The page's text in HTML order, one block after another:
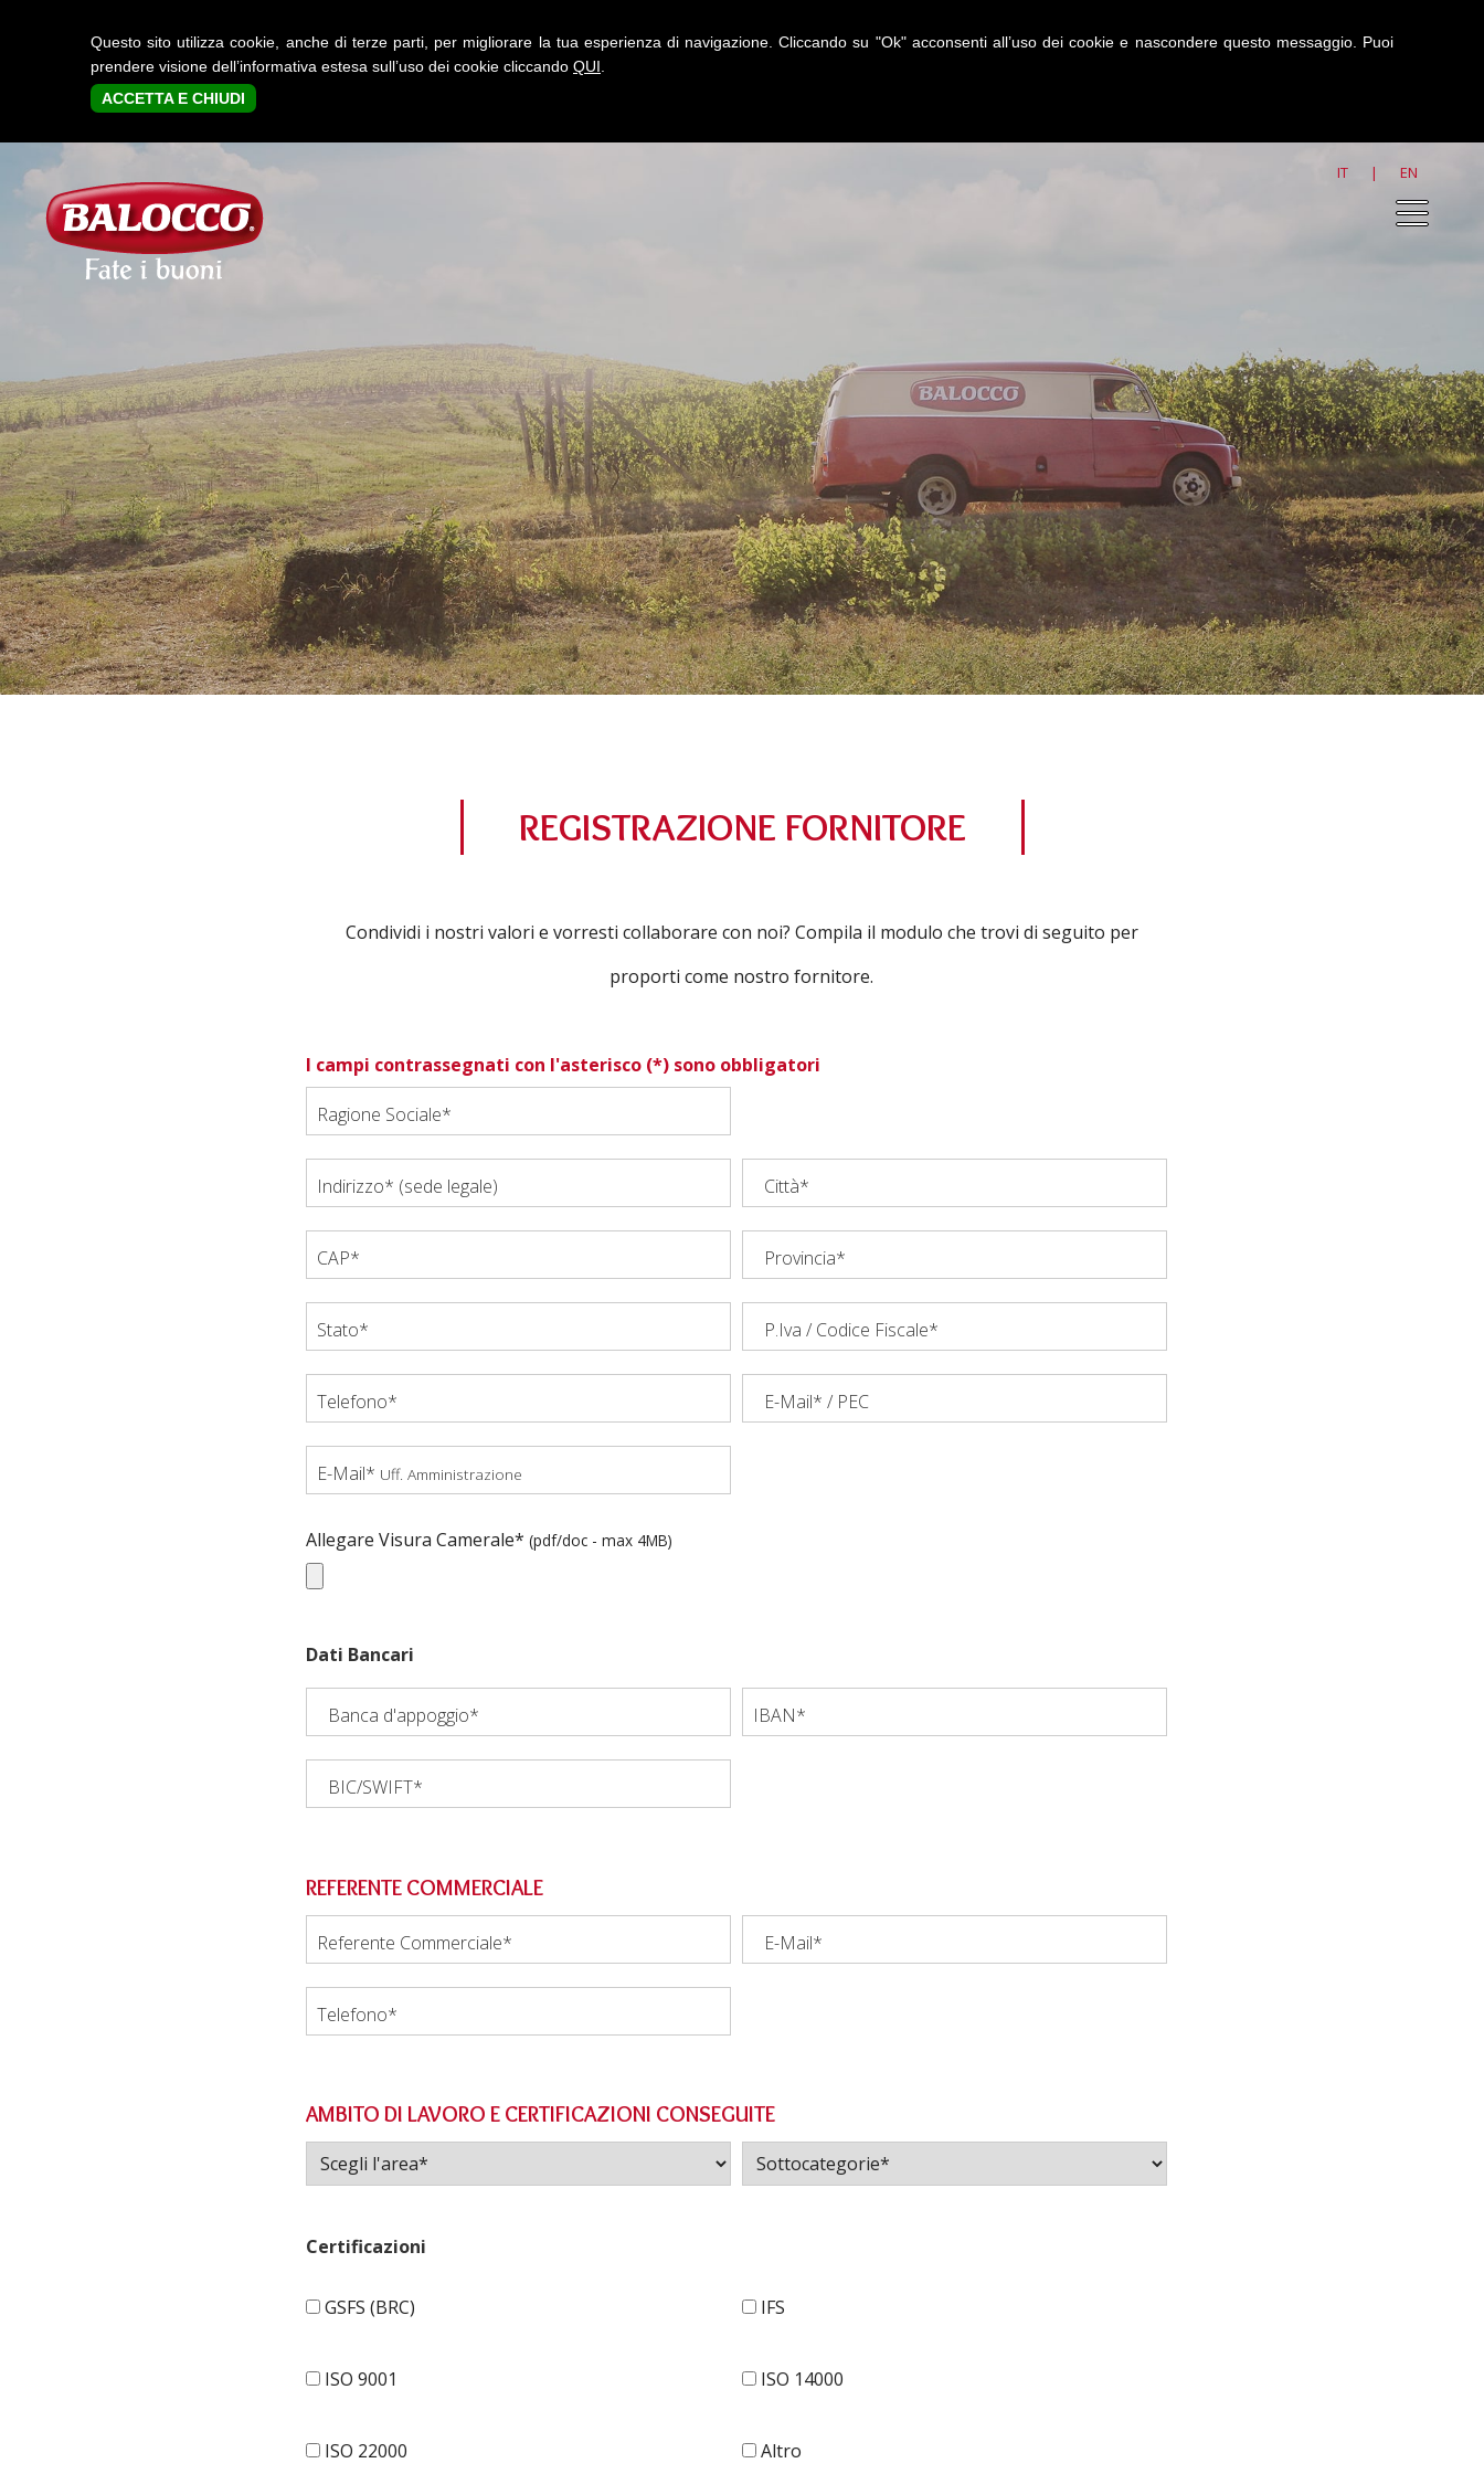
Questo sito utilizza cookie, anche di terze parti, per migliorare la tua esperienza di navigazione. Cliccando su "Ok" acconsenti all’uso dei cookie e nascondere questo messaggio. Puoi
prendere visione dell’informativa estesa sull’uso dei cookie cliccando QUI
ACCETTA E CHIUDI
IT | EN
REGISTRAZIONE FORNITORE
Condividi i nostri valori e vorresti collaborare con noi? Compila il modulo che trovi di seguito per
proporti come nostro fornitore.
I campi contrassegnati con l'asterisco (*) sono obbligatori
Ragione Sociale*
Indirizzo* (sede legale) Città*
CAP* Provincia*
Stato* P.Iva / Codice Fiscale*
Telefono* E-Mail* / PEC
E-Mail* Uff. Amministrazione
Allegare Visura Camerale* (pdf/doc - max 4MB)
Dati Bancari
Banca d'appoggio* IBAN*
BIC/SWIFT*
REFERENTE COMMERCIALE
Referente Commerciale* E-Mail*
Telefono*
AMBITO DI LAVORO E CERTIFICAZIONI CONSEGUITE
Certificazioni
GSFS (BRC) IFS
ISO 9001 ISO 14000
ISO 22000 Altro